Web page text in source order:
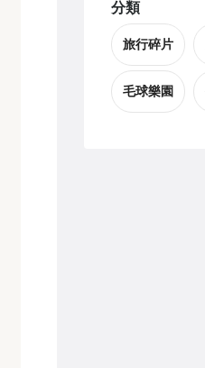
分類
旅行碎片
毛球樂園